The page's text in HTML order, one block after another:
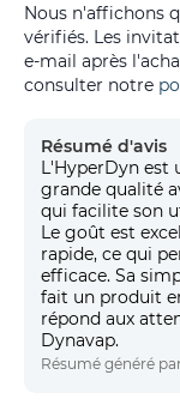
Nous n'affichons
vérifiés. Les
e-mail après
consulter notre
Résumé d'avis
L'HyperDyn est
grande qualité
qui facilite son
Le goût est
rapide, ce qui
efficace. Sa
fait un produit
répond aux
Dynavap.
Résumé généré